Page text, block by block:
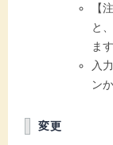
【
と
ます
入
ン
変更